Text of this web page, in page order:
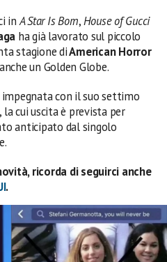
inA Star Is Born,House of Gucci
ha già lavorato sul piccolo
stagione diAmerican Horror
un Golden Globe.
con il suo settimo
cui uscita è prevista per
anticipato dal singolo
ricorda di seguirci anche
.